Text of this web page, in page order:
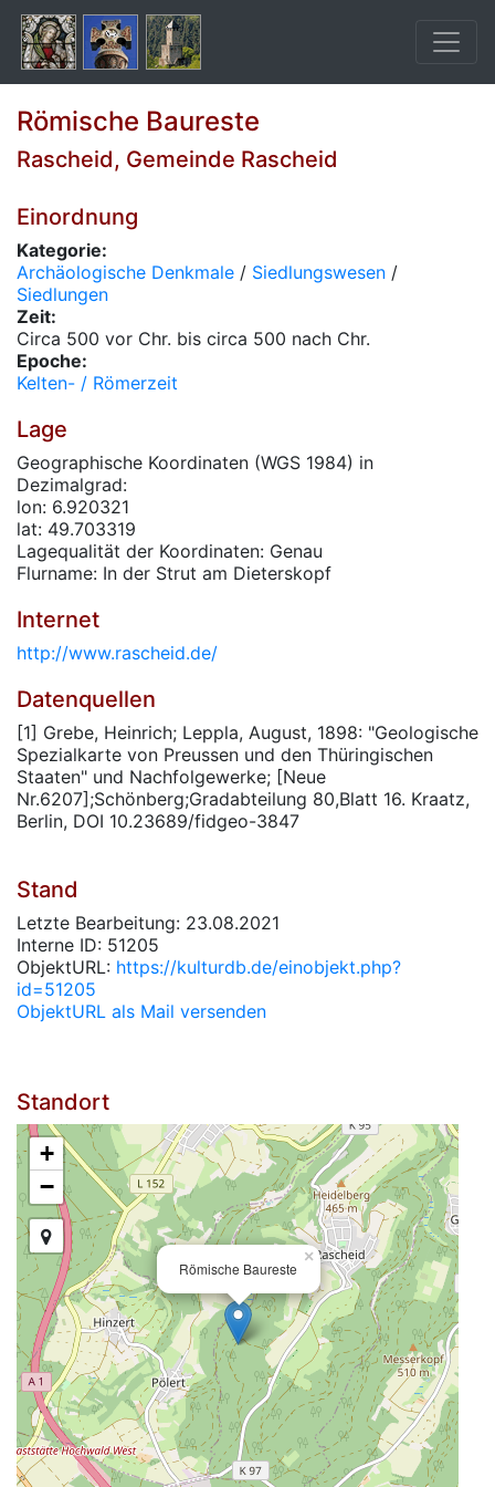
Römische Baureste
Rascheid, Gemeinde Rascheid
Einordnung
Kategorie:
Archäologische Denkmale / Siedlungswesen /
Siedlungen
Zeit:
Circa 500 vor Chr. bis circa 500 nach Chr.
Epoche:
Kelten- / Römerzeit
Lage
Geographische Koordinaten (WGS 1984) in
Dezimalgrad:
lon: 6.920321
lat: 49.703319
Lagequalität der Koordinaten: Genau
Flurname: In der Strut am Dieterskopf
Internet
http://www.rascheid.de/
Datenquellen
[1] Grebe, Heinrich; Leppla, August, 1898: "Geologische
Spezialkarte von Preussen und den Thüringischen
Staaten" und Nachfolgewerke; [Neue
Nr.6207];Schönberg;Gradabteilung 80,Blatt 16. Kraatz,
Berlin, DOI 10.23689/fidgeo-3847
Stand
Letzte Bearbeitung: 23.08.2021
Interne ID: 51205
ObjektURL: https://kulturdb.de/einobjekt.php?
id=51205
ObjektURL als Mail versenden
Standort
Römische Baureste
×
+
−